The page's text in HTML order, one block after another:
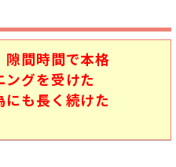
隙間時間で本格
ングを受けた
にも長く続けた